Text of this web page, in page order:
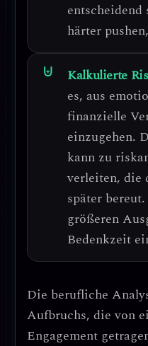
entscheidend
härter
Kalkulierte
es, aus
finanzielle
einzugehen.
kann zu
verleiten, die
später bereut.
größeren
Bedenkzeit
Die berufliche
Aufbruchs, die von
Engagement